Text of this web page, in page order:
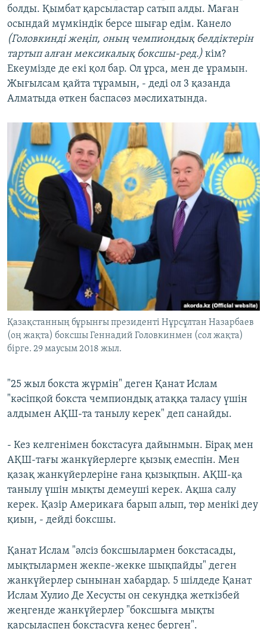
болды. Қымбат қарсыластар сатып алды. Маған
осындай мүмкіндік берсе шығар едім. Канело
(Головкинді жеңіп, оның чемпиондық белдіктерін
тартып алған мексикалық боксшы-ред.) кім?
Екеумізде де екі қол бар. Ол ұрса, мен де ұрамын.
Жығылсам қайта тұрамын, - деді ол 3 қазанда
Алматыда өткен баспасөз мәслихатында.
Қазақстанның бұрынғы президенті Нұрсұлтан Назарбаев
(оң жақта) боксшы Геннадий Головкинмен (сол жақта)
бірге. 29 маусым 2018 жыл.
"25 жыл бокста жүрмін" деген Қанат Ислам
"кәсіпқой бокста чемпиондық атаққа таласу үшін
алдымен АҚШ-та танылу керек" деп санайды.
- Кез келгенімен бокстасуға дайынмын. Бірақ мен
АҚШ-тағы жанкүйерлерге қызық емеспін. Мен
қазақ жанкүйерлеріне ғана қызықпын. АҚШ-қа
танылу үшін мықты демеуші керек. Ақша салу
керек. Қазір Америкаға барып алып, төр менікі деу
қиын, - дейді боксшы.
Қанат Ислам "әлсіз боксшылармен бокстасады,
мықтылармен жекпе-жекке шықпайды" деген
жанкүйерлер сынынан хабардар. 5 шілдеде Қанат
Ислам Хулио Де Хесусты он секундқа жеткізбей
жеңгенде жанкүйерлер "боксшыға мықты
қарсыласпен бокстасуға кеңес берген".